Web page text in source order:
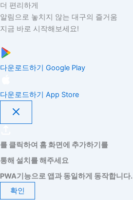
더 편리하게
알림으로 놓치지 않는 대구의 즐거움
지금 바로 시작해보세요!
다운로드하기 Google Play
다운로드하기 App Store
를 클릭하여 홈 화면에 추가하기를
통해 설치를 해주세요
PWA기능으로 앱과 동일하게 동작합니다.
확인